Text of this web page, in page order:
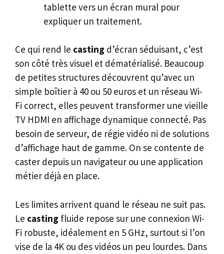
tablette vers un écran mural pour
expliquer un traitement.
Ce qui rend le casting d’écran séduisant, c’est
son côté très visuel et dématérialisé. Beaucoup
de petites structures découvrent qu’avec un
simple boîtier à 40 ou 50 euros et un réseau Wi-
Fi correct, elles peuvent transformer une vieille
TV HDMI en affichage dynamique connecté. Pas
besoin de serveur, de régie vidéo ni de solutions
d’affichage haut de gamme. On se contente de
caster depuis un navigateur ou une application
métier déjà en place.
Les limites arrivent quand le réseau ne suit pas.
Le casting fluide repose sur une connexion Wi-
Fi robuste, idéalement en 5 GHz, surtout si l’on
vise de la 4K ou des vidéos un peu lourdes. Dans